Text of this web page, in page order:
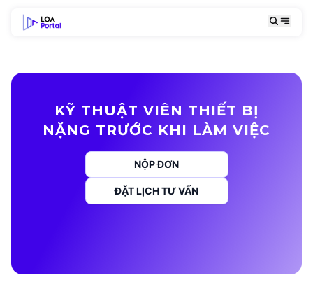
KỸ THUẬT VIÊN THIẾT BỊ
NẶNG TRƯỚC KHI LÀM VIỆC
NỘP ĐƠN
ĐẶT LỊCH TƯ VẤN